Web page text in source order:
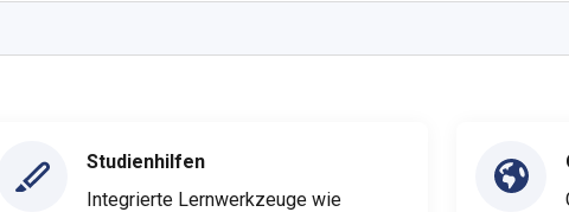
Studienhilfen
Integrierte Lernwerkzeuge wie